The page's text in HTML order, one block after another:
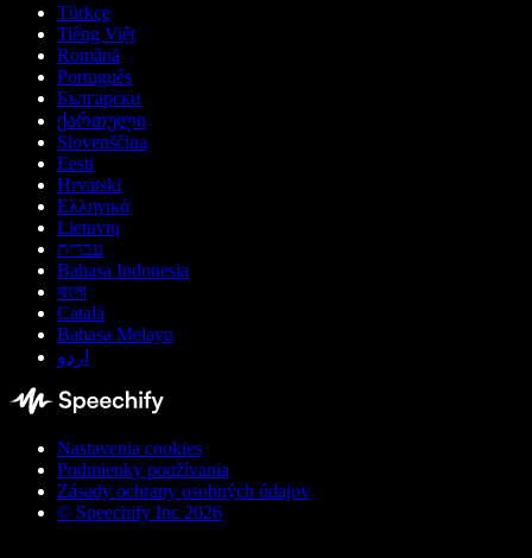
Türkçe
Tiếng Việt
Română
Português
Български
ქართული
Slovenščina
Eesti
Hrvatski
Ελληνικά
Lietuvių
עברית
Bahasa Indonesia
বাংলা
Català
Bahasa Melayu
اردو
Nastavenia cookies
Podmienky používania
Zásady ochrany osobných údajov
© Speechify Inc 2026